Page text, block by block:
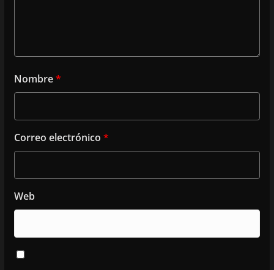
Nombre*
Correo electrónico *
Web